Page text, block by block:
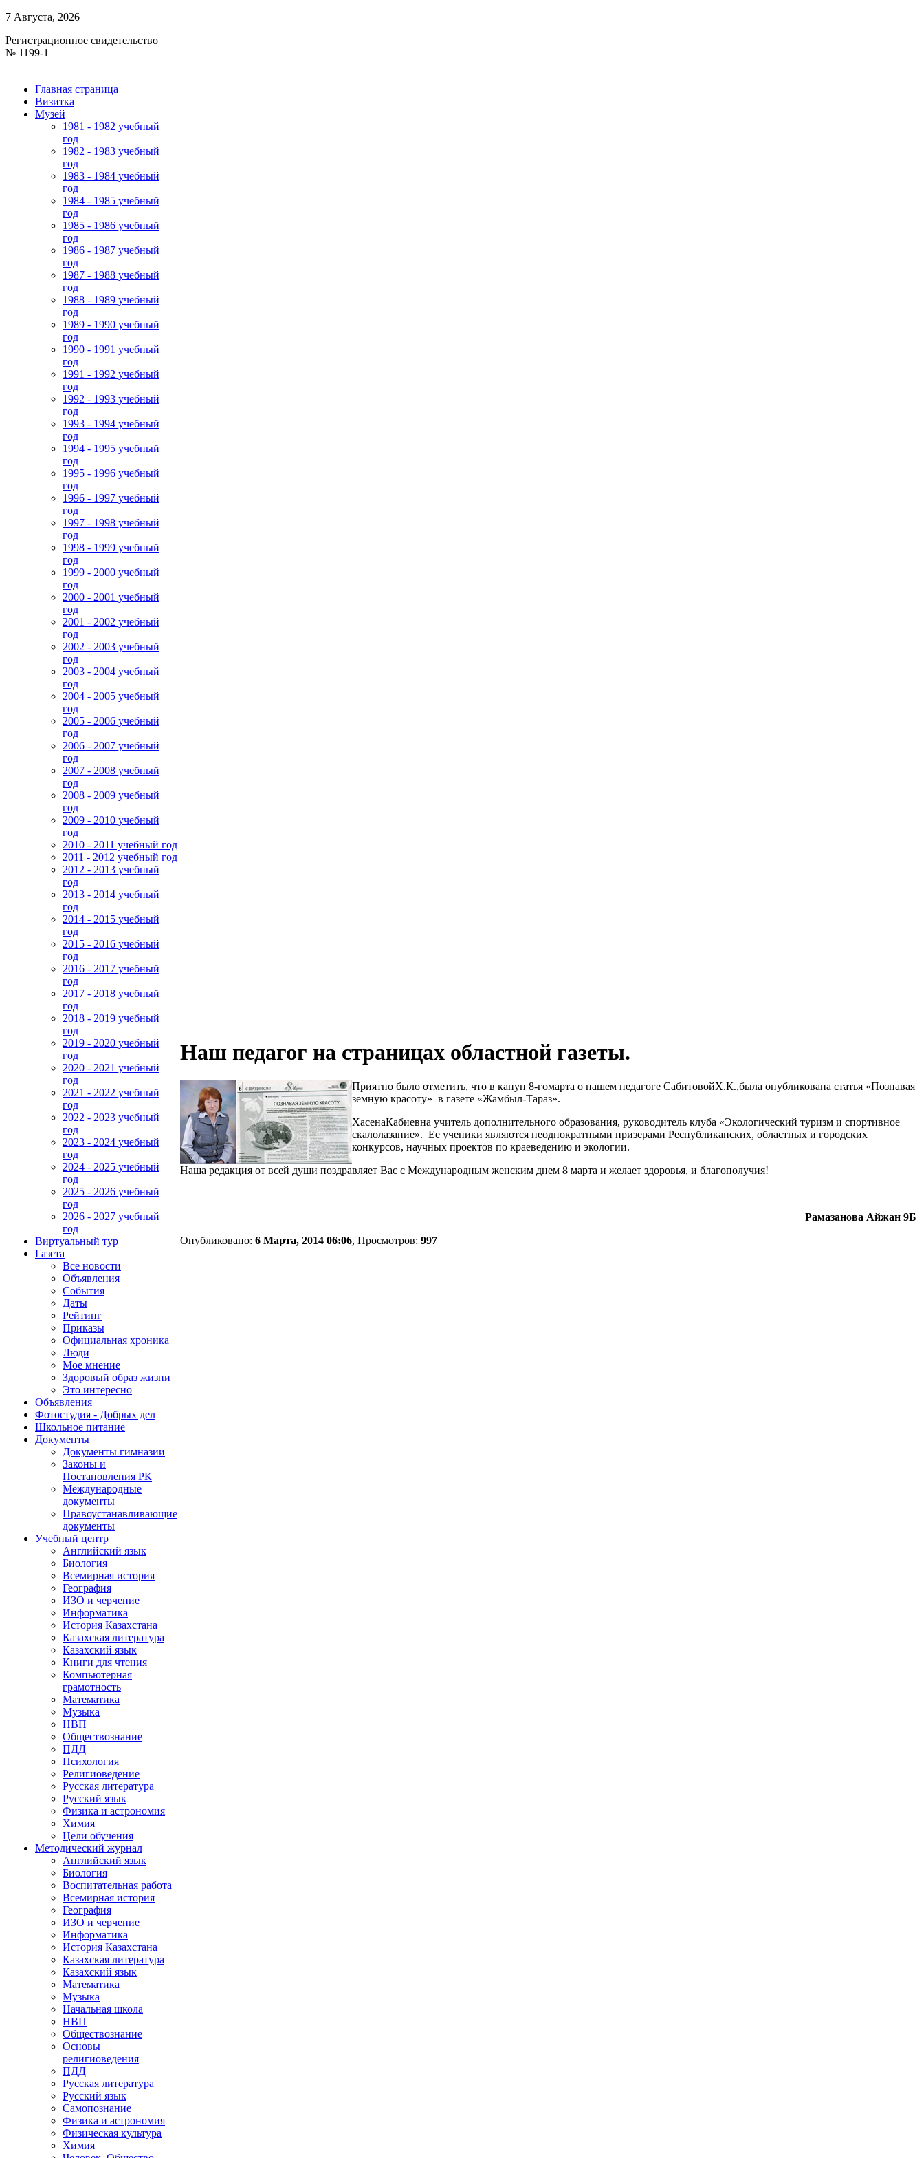
7 Августа, 2026
Регистрационное свидетельство
№ 1199-1
Главная страница
Визитка
Музей
1981 - 1982 учебный
год
1982 - 1983 учебный
год
1983 - 1984 учебный
год
1984 - 1985 учебный
год
1985 - 1986 учебный
год
1986 - 1987 учебный
год
1987 - 1988 учебный
год
1988 - 1989 учебный
год
1989 - 1990 учебный
год
1990 - 1991 учебный
год
1991 - 1992 учебный
год
1992 - 1993 учебный
год
1993 - 1994 учебный
год
1994 - 1995 учебный
год
1995 - 1996 учебный
год
1996 - 1997 учебный
год
1997 - 1998 учебный
год
1998 - 1999 учебный
год
1999 - 2000 учебный
год
2000 - 2001 учебный
год
2001 - 2002 учебный
год
2002 - 2003 учебный
год
2003 - 2004 учебный
год
2004 - 2005 учебный
год
2005 - 2006 учебный
год
2006 - 2007 учебный
год
2007 - 2008 учебный
год
2008 - 2009 учебный
год
2009 - 2010 учебный
год
2010 - 2011 учебный год
2011 - 2012 учебный год
2012 - 2013 учебный
год
2013 - 2014 учебный
год
2014 - 2015 учебный
год
2015 - 2016 учебный
год
2016 - 2017 учебный
год
2017 - 2018 учебный
год
2018 - 2019 учебный
год
2019 - 2020 учебный
год
2020 - 2021 учебный
год
2021 - 2022 учебный
год
2022 - 2023 учебный
год
2023 - 2024 учебный
год
2024 - 2025 учебный
год
2025 - 2026 учебный
год
2026 - 2027 учебный
год
Виртуальный тур
Газета
Все новости
Объявления
События
Даты
Рейтинг
Приказы
Официальная хроника
Люди
Мое мнение
Здоровый образ жизни
Это интересно
Объявления
Фотостудия - Добрых дел
Школьное питание
Документы
Документы гимназии
Законы и
Постановления РК
Международные
документы
Правоустанавливающие
документы
Учебный центр
Английский язык
Биология
Всемирная история
География
ИЗО и черчение
Информатика
История Казахстана
Казахская литература
Казахский язык
Книги для чтения
Компьютерная
грамотность
Математика
Музыка
НВП
Обществознание
ПДД
Психология
Религиоведение
Русская литература
Русский язык
Физика и астрономия
Химия
Цели обучения
Методический журнал
Английский язык
Биология
Воспитательная работа
Всемирная история
География
ИЗО и черчение
Информатика
История Казахстана
Казахская литература
Казахский язык
Математика
Музыка
Начальная школа
НВП
Обществознание
Основы
религиоведения
ПДД
Русская литература
Русский язык
Самопознание
Физика и астрономия
Физическая культура
Химия
Наш педагог на страницах областной газеты.
Приятно было отметить, что в канун 8-гомарта о нашем педагоге СабитовойХ.К.,была опубликована статья «Познавая
земную красоту» в газете «Жамбыл-Тараз».
ХасенаКабиевна учитель дополнительного образования, руководитель клуба «Экологический туризм и спортивное
скалолазание». Ее ученики являются неоднократными призерами Республиканских, областных и городских
конкурсов, научных проектов по краеведению и экологии.
Наша редакция от всей души поздравляет Вас с Международным женским днем 8 марта и желает здоровья, и благополучия!
Рамазанова Айжан 9Б
Опубликовано: 6 Марта, 2014 06:06, Просмотров: 997